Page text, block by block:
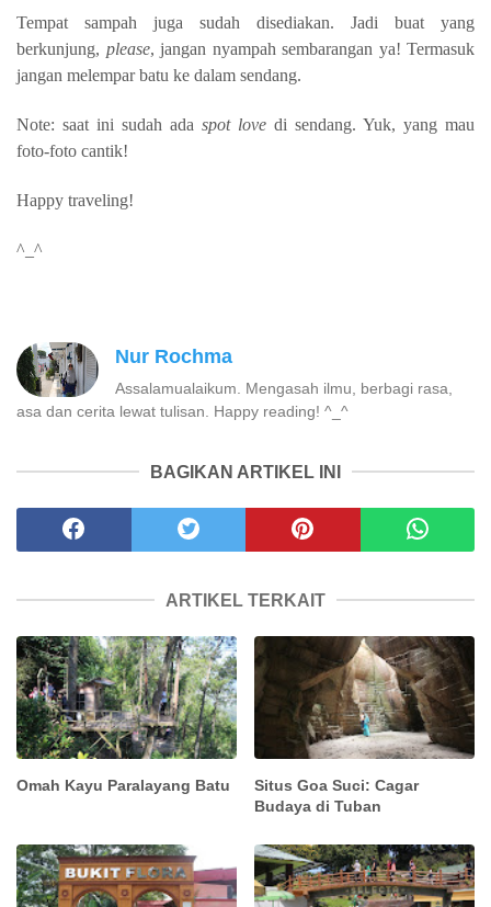
Tempat sampah juga sudah disediakan. Jadi buat yang
berkunjung, please, jangan nyampah sembarangan ya! Termasuk
jangan melempar batu ke dalam sendang.
Note: saat ini sudah ada spot love di sendang. Yuk, yang mau
foto-foto cantik!
Happy traveling!
^_^
Nur Rochma
Assalamualaikum. Mengasah ilmu, berbagi rasa,
asa dan cerita lewat tulisan. Happy reading! ^_^
BAGIKAN ARTIKEL INI
ARTIKEL TERKAIT
Omah Kayu Paralayang Batu
Situs Goa Suci: Cagar
Budaya di Tuban